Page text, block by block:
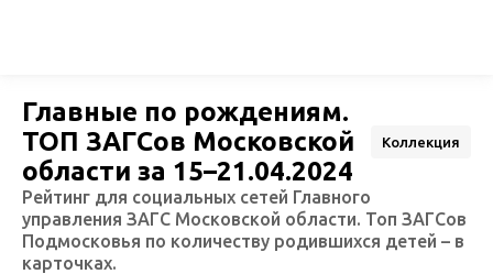
Главные по рождениям.
ТОП ЗАГСов Московской
области за 15–21.04.2024
Коллекция
Рейтинг для социальных сетей Главного
управления ЗАГС Московской области. Топ ЗАГСов
Подмосковья по количеству родившихся детей – в
карточках.